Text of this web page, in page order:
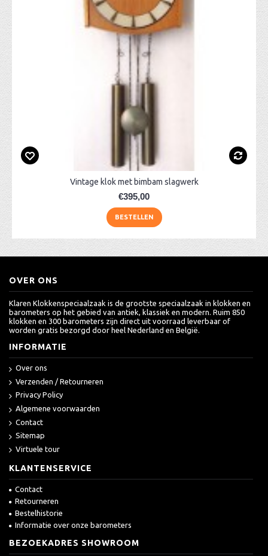
Vintage klok met bimbam slagwerk
€395,00
BESTELLEN
OVER ONS
Klaren Klokkenspeciaalzaak is de grootste speciaalzaak in klokken en
barometers op het gebied van antiek, klassiek en modern. Ruim 850
klokken en 300 barometers zijn direct uit voorraad leverbaar of
worden gratis bezorgd door heel Nederland en België.
INFORMATIE
Over ons
Verzenden / Retourneren
Privacy Policy
Algemene voorwaarden
Contact
Sitemap
Virtuele tour
KLANTENSERVICE
Contact
Retourneren
Bestelhistorie
Informatie over onze barometers
BEZOEKADRES SHOWROOM